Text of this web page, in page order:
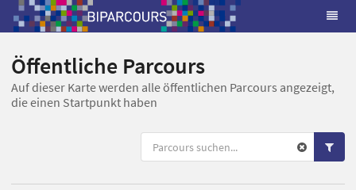
Öffentliche Parcours
Auf dieser Karte werden alle öffentlichen Parcours angezeigt,
die einen Startpunkt haben